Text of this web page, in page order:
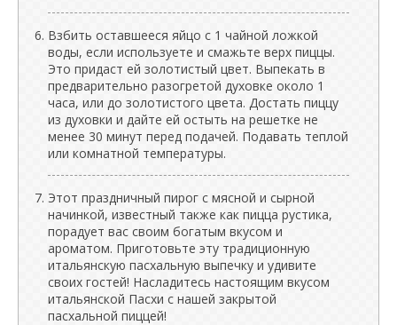
Взбить оставшееся яйцо с 1 чайной ложкой
воды, если используете и смажьте верх пиццы.
Это придаст ей золотистый цвет. Выпекать в
предварительно разогретой духовке около 1
часа, или до золотистого цвета. Достать пиццу
из духовки и дайте ей остыть на решетке не
менее 30 минут перед подачей. Подавать теплой
или комнатной температуры.
Этот праздничный пирог с мясной и сырной
начинкой, известный также как пицца рустика,
порадует вас своим богатым вкусом и
ароматом. Приготовьте эту традиционную
итальянскую пасхальную выпечку и удивите
своих гостей! Насладитесь настоящим вкусом
итальянской Пасхи с нашей закрытой
пасхальной пиццей!